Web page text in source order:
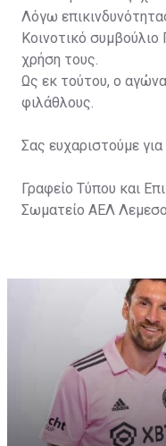
Λόγω
Κοινοτικό συμβούλιο
χρήση τους.
Ως εκ τούτου, ο
φιλάθλους.
Σας ευχαριστούμε
Γραφείο Τύπου και
Σωματείο ΑΕΛ